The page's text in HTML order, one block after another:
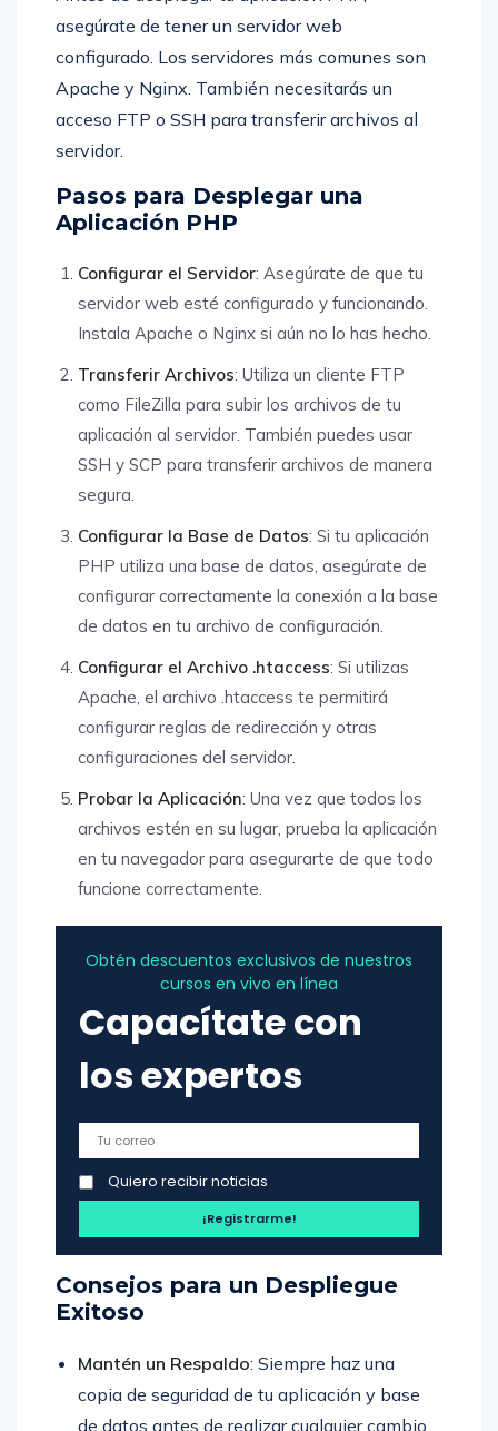
asegúrate de tener un servidor web
configurado. Los servidores más comunes son
Apache y Nginx. También necesitarás un
acceso FTP o SSH para transferir archivos al
servidor.
Pasos para Desplegar una
Aplicación PHP
Configurar el Servidor: Asegúrate de que tu
servidor web esté configurado y funcionando.
Instala Apache o Nginx si aún no lo has hecho.
Transferir Archivos: Utiliza un cliente FTP
como FileZilla para subir los archivos de tu
aplicación al servidor. También puedes usar
SSH y SCP para transferir archivos de manera
segura.
Configurar la Base de Datos: Si tu aplicación
PHP utiliza una base de datos, asegúrate de
configurar correctamente la conexión a la base
de datos en tu archivo de configuración.
Configurar el Archivo .htaccess: Si utilizas
Apache, el archivo .htaccess te permitirá
configurar reglas de redirección y otras
configuraciones del servidor.
Probar la Aplicación: Una vez que todos los
archivos estén en su lugar, prueba la aplicación
en tu navegador para asegurarte de que todo
funcione correctamente.
Obtén descuentos exclusivos de nuestros
cursos en vivo en línea
Capacítate con
los expertos
Quiero recibir noticias
Consejos para un Despliegue
Exitoso
Mantén un Respaldo: Siempre haz una
copia de seguridad de tu aplicación y base
de datos antes de realizar cualquier cambio.